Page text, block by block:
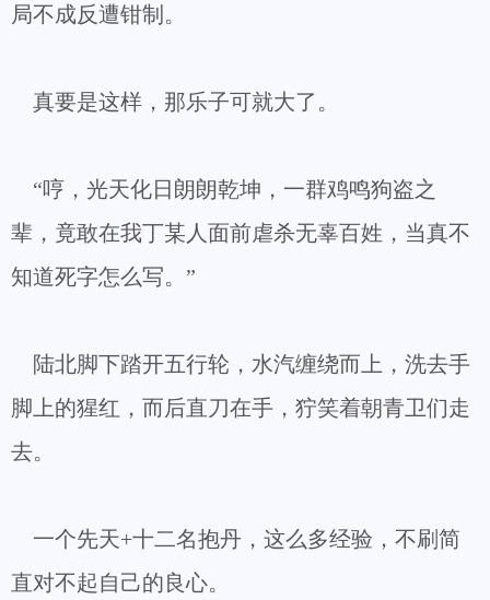
局不成反遭钳制。
真要是这样，那乐子可就大了。
“哼，光天化日朗朗乾坤，一群鸡鸣狗盗之
辈，竟敢在我丁某人面前虐杀无辜百姓，当真不
知道死字怎么写。”
陆北脚下踏开五行轮，水汽缠绕而上，洗去手
脚上的猩红，而后直刀在手，狞笑着朝青卫们走
去。
一个先天+十二名抱丹，这么多经验，不刷简
直对不起自己的良心。